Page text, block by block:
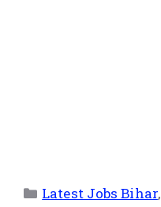
Latest Jobs Bihar,